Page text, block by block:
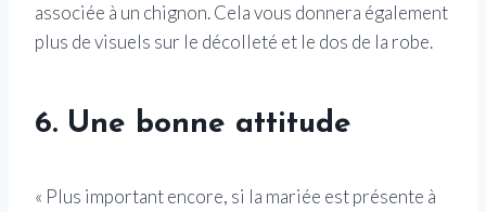
associée à un chignon. Cela vous donnera également
plus de visuels sur le décolleté et le dos de la robe.
6. Une bonne attitude
« Plus important encore, si la mariée est présente à